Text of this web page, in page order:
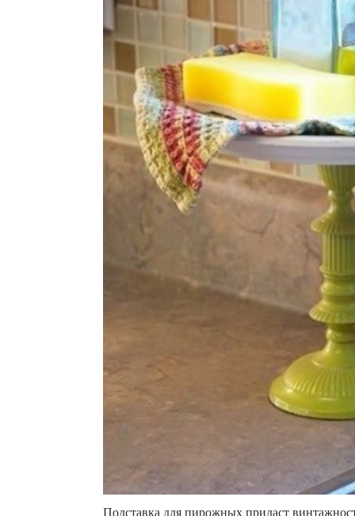
Подставка для пирожных придаст